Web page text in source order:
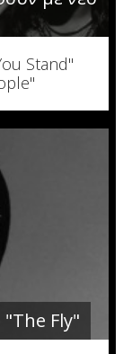
Stand"
Fly"